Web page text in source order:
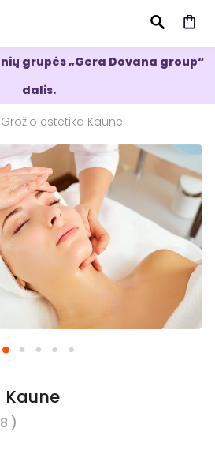
IEŠKOTI
grupės „Gera Dovana group“
dalis.
Grožio estetika Kaune
Kaune
)